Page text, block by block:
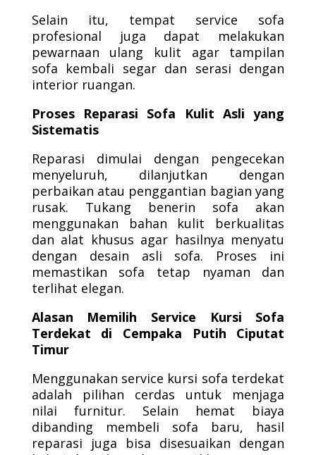
Selain itu, tempat service sofa
profesional juga dapat melakukan
pewarnaan ulang kulit agar tampilan
sofa kembali segar dan serasi dengan
interior ruangan.
Proses Reparasi Sofa Kulit Asli yang
Sistematis
Reparasi dimulai dengan pengecekan
menyeluruh, dilanjutkan dengan
perbaikan atau penggantian bagian yang
rusak. Tukang benerin sofa akan
menggunakan bahan kulit berkualitas
dan alat khusus agar hasilnya menyatu
dengan desain asli sofa. Proses ini
memastikan sofa tetap nyaman dan
terlihat elegan.
Alasan Memilih Service Kursi Sofa
Terdekat di Cempaka Putih Ciputat
Timur
Menggunakan service kursi sofa terdekat
adalah pilihan cerdas untuk menjaga
nilai furnitur. Selain hemat biaya
dibanding membeli sofa baru, hasil
reparasi juga bisa disesuaikan dengan